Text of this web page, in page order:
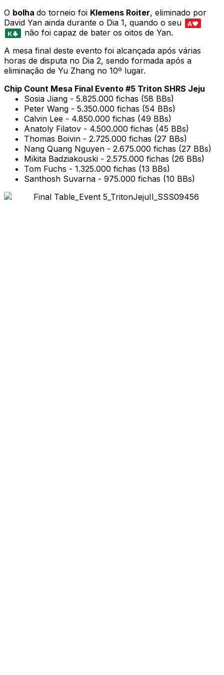
O bolha do torneio foi Klemens Roiter, eliminado por
David Yan ainda durante o Dia 1, quando o seu
A
K
não foi capaz de bater os oitos de Yan.
A mesa final deste evento foi alcançada após várias
horas de disputa no Dia 2, sendo formada após a
eliminação de Yu Zhang no 10º lugar.
Chip Count Mesa Final Evento #5 Triton SHRS Jeju
Sosia Jiang - 5.825.000 fichas (58 BBs)
Peter Wang - 5.350.000 fichas (54 BBs)
Calvin Lee - 4.850.000 fichas (49 BBs)
Anatoly Filatov - 4.500.000 fichas (45 BBs)
Thomas Boivin - 2.725.000 fichas (27 BBs)
Nang Quang Nguyen - 2.675.000 fichas (27 BBs)
Mikita Badziakouski - 2.575.000 fichas (26 BBs)
Tom Fuchs - 1.325.000 fichas (13 BBs)
Santhosh Suvarna - 975.000 fichas (10 BBs)